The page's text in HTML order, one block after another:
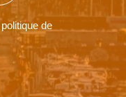
politique de